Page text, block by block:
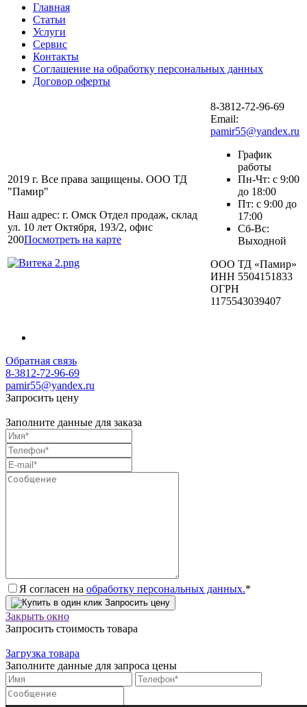
Главная
Статьи
Услуги
Сервис
Контакты
Соглашение на обработку персональных данных
Договор оферты
2019 г. Все права защищены. ООО ТД
"Памир"
Наш адрес: г. Омск Отдел продаж, склад
ул. 10 лет Октября, 193/2, офис
200Посмотреть на карте
8-3812-72-96-69
Email:
pamir55@yandex.ru
График
работы
Пн-Чт: с 9:00
до 18:00
Пт: с 9:00 до
17:00
Сб-Вс:
Выходной
ООО ТД «Памир»
ИНН 5504151833
ОГРН
1175543039407
Обратная связь
8-3812-72-96-69
pamir55@yandex.ru
Запросить цену
Заполните данные для заказа
Я согласен на обработку персональных данных.*
Запросить цену
Закрыть окно
Запросить стоимость товара
Загрузка товара
Заполните данные для запроса цены